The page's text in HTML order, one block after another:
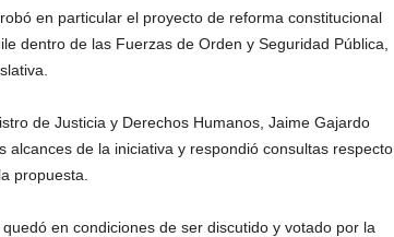
en particular el proyecto de reforma constitucional
dentro de las Fuerzas de Orden y Seguridad Pública,
de Justicia y Derechos Humanos, Jaime Gajardo
alcances de la iniciativa y respondió consultas respecto
propuesta.
en condiciones de ser discutido y votado por la